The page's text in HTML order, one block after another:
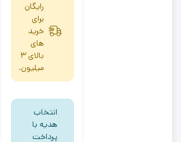
رایگان
برای
خرید
های
بالای 3
میلیون.
انتخاب
هدیه با
پرداخت